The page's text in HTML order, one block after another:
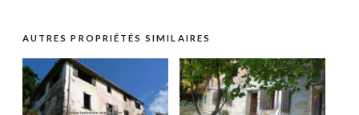
AUTRES PROPRIÉTÉS SIMILAIRES